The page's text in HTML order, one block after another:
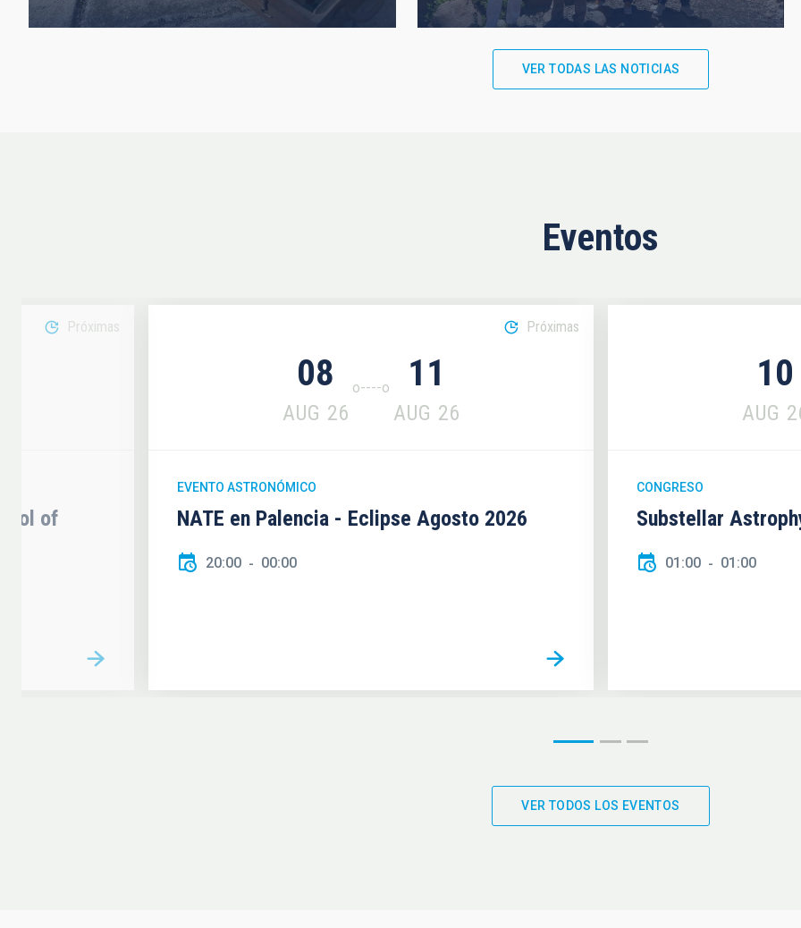
VER TODAS LAS NOTICIAS
Eventos
Próximas
of
08
AUG 26
11
AUG 26
Próximas
EVENTO ASTRONÓMICO
NATE en Palencia - Eclipse Agosto 2026
20:00 00:00
10
AUG
CONGRESO
Substellar
01:00 01:00
VER TODOS LOS EVENTOS